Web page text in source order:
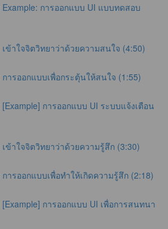
Example: การออกแบบ UI แบบทดสอบ
เข้าใจจิตวิทยาว่าด้วยความสนใจ (4:50)
การออกแบบเพื่อกระตุ้นให้สนใจ (1:55)
[Example] การออกแบบ UI ระบบแจ้งเตือน
เข้าใจจิตวิทยาว่าด้วยความรู้สึก (3:30)
การออกแบบเพื่อทำให้เกิดความรู้สึก (2:18)
[Example] การออกแบบ UI เพื่อการสนทนา